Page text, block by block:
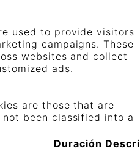
used to provide visitors
campaigns. These
websites and collect
ads.
are those that are
been classified into a
Duración